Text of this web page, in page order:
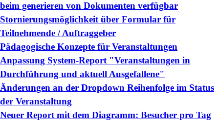
beim generieren von Dokumenten verfügbar
Stornierungsmöglichkeit über Formular für
Teilnehmende / Auftraggeber
Pädagogische Konzepte für Veranstaltungen
Anpassung System-Report "Veranstaltungen in
Durchführung und aktuell Ausgefallene"
Änderungen an der Dropdown Reihenfolge im Status
der Veranstaltung
Neuer Report mit dem Diagramm: Besucher pro Tag